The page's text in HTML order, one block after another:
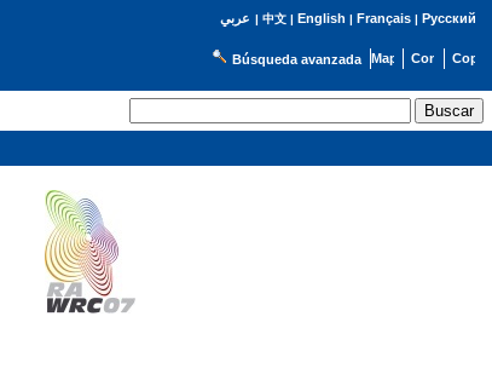
عربي | 中文| English | Français| Русский
Búsqueda avanzada